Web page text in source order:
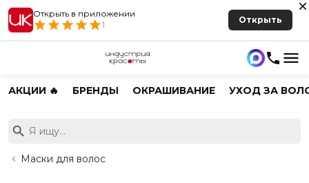
Открыть в приложении
1
Открыть
АКЦИИ 🔥 БРЕНДЫ ОКРАШИВАНИЕ УХОД ЗА
Маски для волос